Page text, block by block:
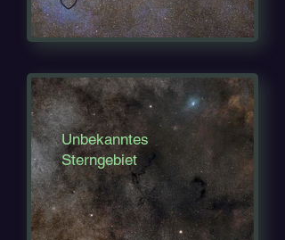
Unbekanntes
Sterngebiet